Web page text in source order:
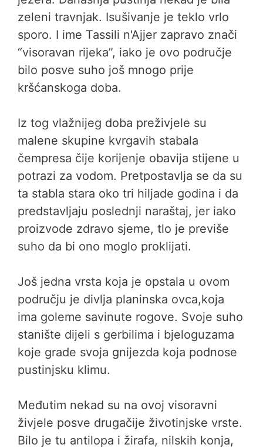
zeleni travnjak. Isušivanje je teklo vrlo
sporo. I ime Tassili n'Ajjer zapravo znači
“visoravan rijeka”, iako je ovo područje
bilo posve suho još mnogo prije
kršćanskoga doba.
Iz tog vlažnijeg doba preživjele su
malene skupine kvrgavih stabala
čempresa čije korijenje obavija stijene u
potrazi za vodom. Pretpostavlja se da su
ta stabla stara oko tri hiljade godina i da
predstavljaju poslednji naraštaj, jer iako
proizvode zdravo sjeme, tlo je previše
suho da bi ono moglo proklijati.
Još jedna vrsta koja je opstala u ovom
području je divlja planinska ovca,koja
ima goleme savinute rogove. Svoje suho
stanište dijeli s gerbilima i bjeloguzama
koje grade svoja gnijezda koja podnose
pustinjsku klimu.
Međutim nekad su na ovoj visoravni
živjele posve drugačije životinjske vrste.
Bilo je tu antilopa i žirafa, nilskih konja,